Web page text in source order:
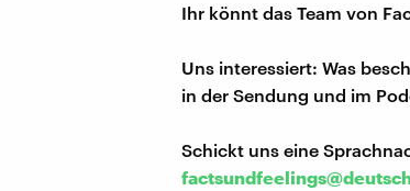
Ihr könnt das Team von
Uns interessiert: Was
in der Sendung und im
Schickt uns eine